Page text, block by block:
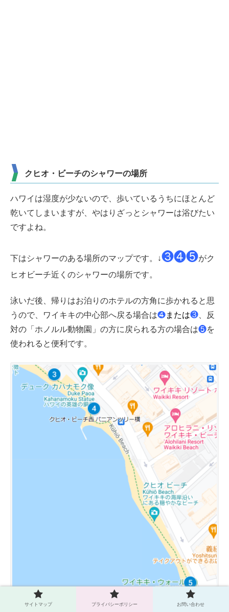
クヒオ・ビーチのシャワーの場所
ハワイは湿度が少ないので、歩いているうちにほとんど
乾いてしまいますが、やはりざっとシャワーは浴びたい
ですよね。
下はシャワーのある場所のマップです。↓❸❹❺がク
ヒオビーチ近くのシャワーの場所です。
泳いだ後、帰りはお泊りのホテルの方角に歩かれると思
うので、ワイキキの中心部へ戻る場合は❹または❸ 、反
対の「ホノルル動物園」の方に戻られる方の場合は❺を
使われると便利です。
サイトマップ プライバシーポリシー お問い合わせ